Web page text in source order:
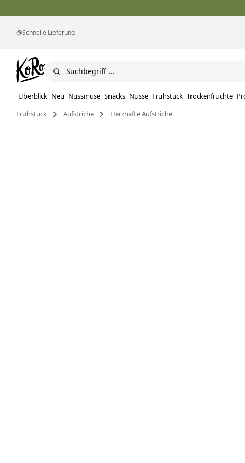
Schnelle Lieferung
Überblick Neu Nussmuse Snacks Nüsse Frühstück Trockenfrüchte
Frühstück
Aufstriche Herzhafte Aufstriche